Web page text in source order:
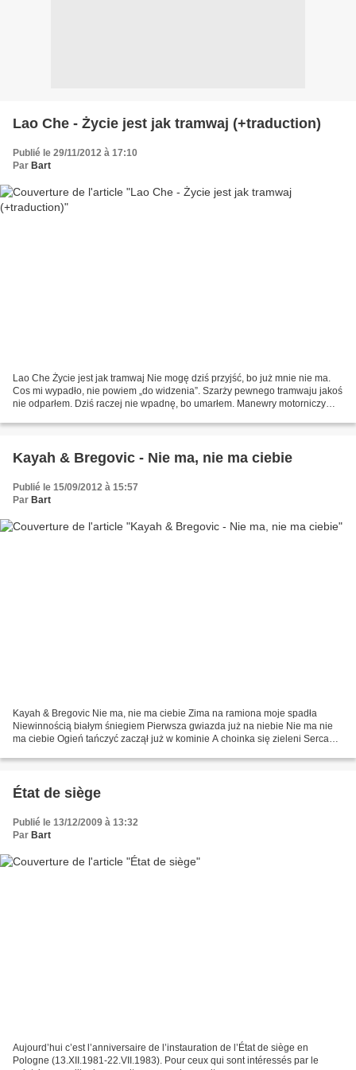
Lao Che - Życie jest jak tramwaj (+traduction)
Publié le 29/11/2012 à 17:10
Par Bart
Lao Che Życie jest jak tramwaj Nie mogę dziś przyjść, bo już mnie nie ma.
Cos mi wypadło, nie powiem „do widzenia”. Szarży pewnego tramwaju jakoś
nie odparłem. Dziś raczej nie wpadnę, bo umarłem. Manewry motorniczy
Kayah & Bregovic - Nie ma, nie ma ciebie
Publié le 15/09/2012 à 15:57
Par Bart
Kayah & Bregovic Nie ma, nie ma ciebie Zima na ramiona moje spadła
Niewinnością białym śniegiem Pierwsza gwiazda już na niebie Nie ma nie
ma ciebie Ogień tańczyć zaczął już w kominie A choinka się zieleni Serca
État de siège
Publié le 13/12/2009 à 13:32
Par Bart
Aujourd’hui c’est l’anniversaire de l’instauration de l’État de siège en
Pologne (13.XII.1981-22.VII.1983). Pour ceux qui sont intéressés par le